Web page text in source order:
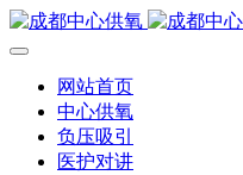
网站首页
中心供氧
负压吸引
医护对讲